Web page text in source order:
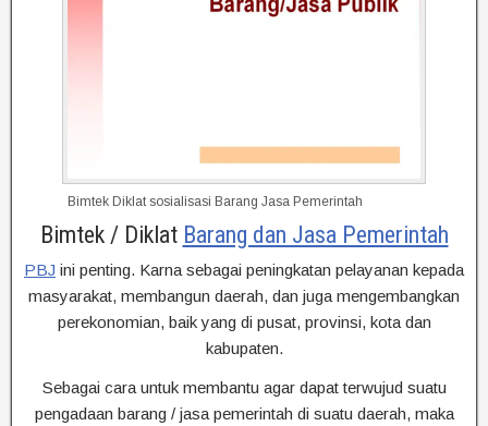
Bimtek Diklat sosialisasi Barang Jasa Pemerintah
Bimtek / Diklat Barang dan Jasa Pemerintah
PBJ ini penting. Karna sebagai peningkatan pelayanan kepada
masyarakat, membangun daerah, dan juga mengembangkan
perekonomian, baik yang di pusat, provinsi, kota dan
kabupaten.
Sebagai cara untuk membantu agar dapat terwujud suatu
pengadaan barang / jasa pemerintah di suatu daerah, maka